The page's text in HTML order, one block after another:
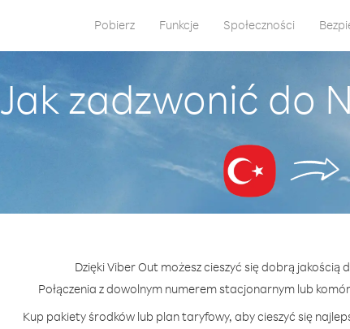
Pobierz Funkcje Społeczności
Jak zadzwonić do
Dzięki Viber Out możesz cieszyć się dobrą jakością
Połączenia z dowolnym numerem stacjonarnym lub
Kup pakiety środków lub plan taryfowy, aby cieszyć się